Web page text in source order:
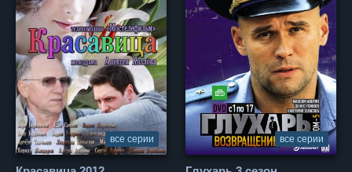
все серии все серии